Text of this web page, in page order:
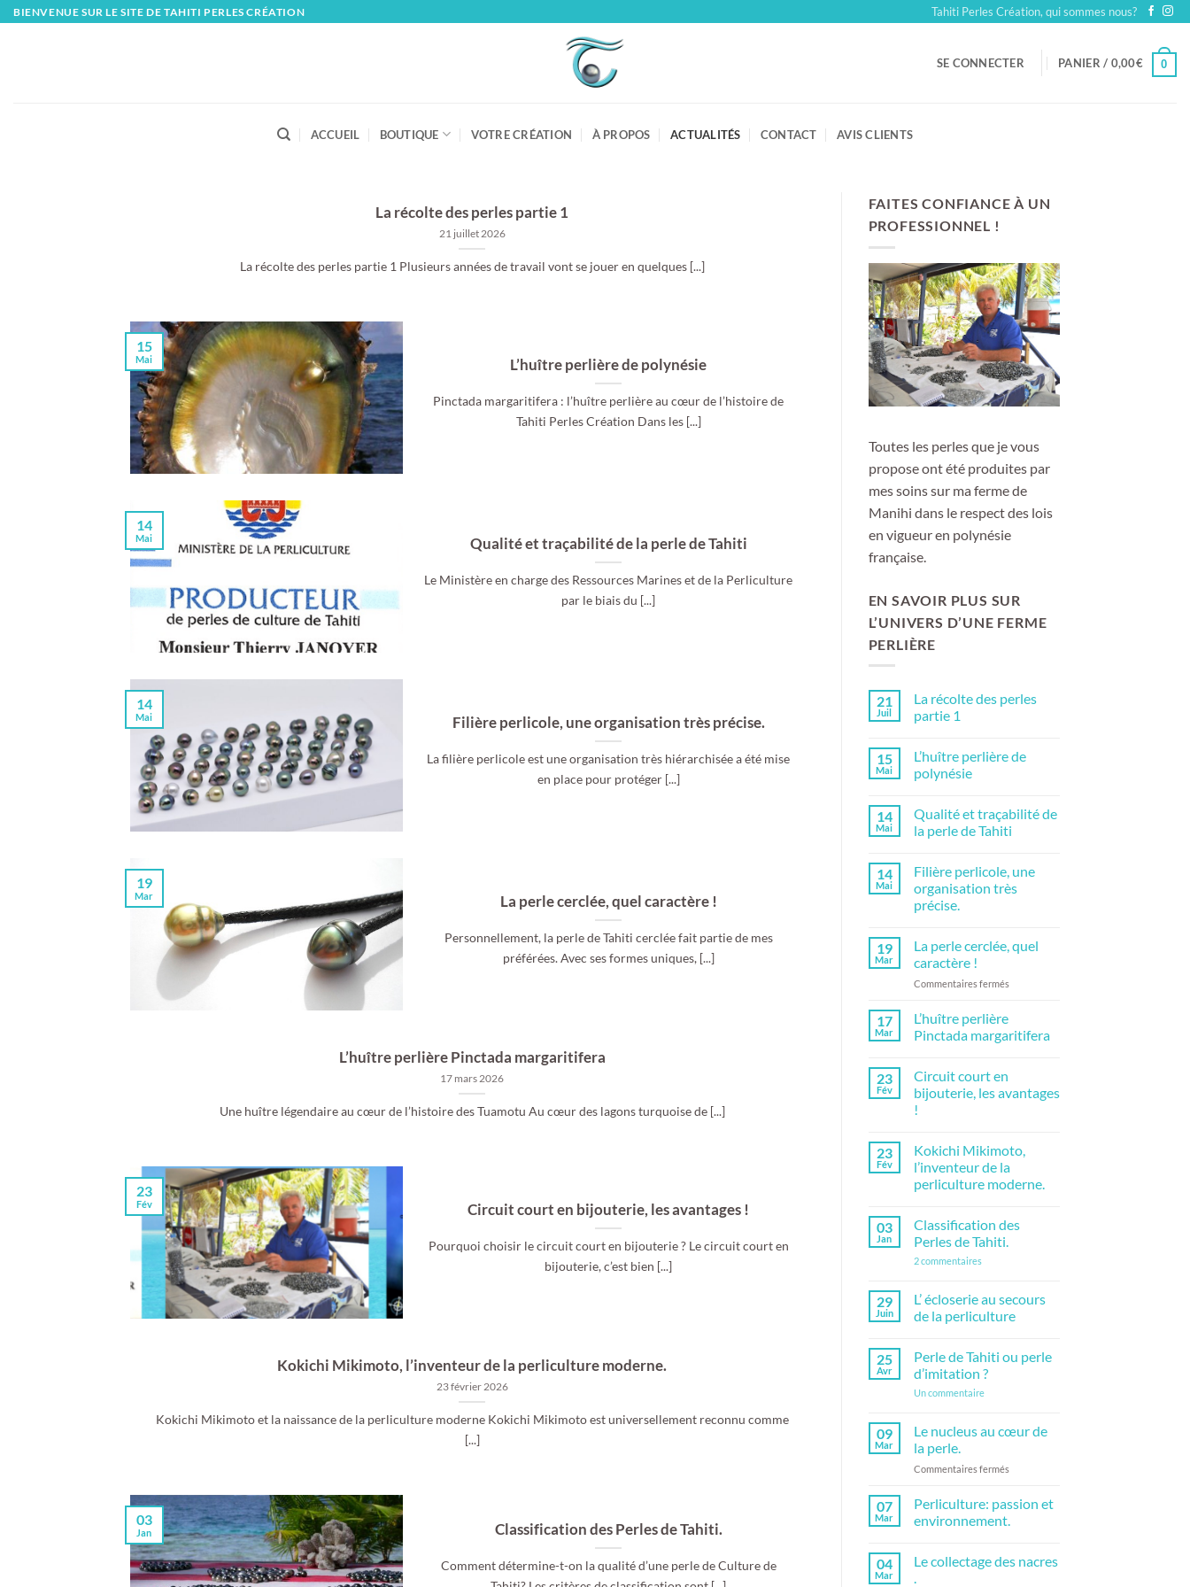
SkipBIENVENUE SUR LE SITE DE TAHITI PERLES CRÉATION Tahiti Perles Création, qui sommes nous?
SE CONNECTER PANIER / 0,00€ 0
ACCUEIL BOUTIQUE VOTRE CRÉATION À PROPOS ACTUALITÉS CONTACT AVIS CLIENTS
La récolte des perles partie 1
21 juillet 2026
La récolte des perles partie 1 Plusieurs années de travail vont se jouer en quelques [...]
L’huître perlière de polynésie
Pinctada margaritifera : l’huître perlière au cœur de l’histoire de
Tahiti Perles Création Dans les [...]
15
Mai
Qualité et traçabilité de la perle de Tahiti
Le Ministère en charge des Ressources Marines et de la Perliculture
par le biais du [...]
14
Mai
Filière perlicole, une organisation très précise.
La filière perlicole est une organisation très hiérarchisée a été mise
en place pour protéger [...]
14
Mai
La perle cerclée, quel caractère !
Personnellement, la perle de Tahiti cerclée fait partie de mes
préférées. Avec ses formes uniques, [...]
19
Mar
L’huître perlière Pinctada margaritifera
17 mars 2026
Une huître légendaire au cœur de l’histoire des Tuamotu Au cœur des lagons turquoise de [...]
Circuit court en bijouterie, les avantages !
Pourquoi choisir le circuit court en bijouterie ? Le circuit court en
bijouterie, c’est bien [...]
23
Fév
Kokichi Mikimoto, l’inventeur de la perliculture moderne.
23 février 2026
Kokichi Mikimoto et la naissance de la perliculture moderne Kokichi Mikimoto est universellement reconnu comme
[...]
Classification des Perles de Tahiti.
Comment détermine-t-on la qualité d’une perle de Culture de
03
Jan
FAITES CONFIANCE À UN
PROFESSIONNEL !
Toutes les perles que je vous
propose ont été produites par
mes soins sur ma ferme de
Manihi dans le respect des lois
en vigueur en polynésie
française.
EN SAVOIR PLUS SUR
L’UNIVERS D’UNE FERME
PERLIÈRE
21
Juil
La récolte des perles
partie 1
sur
récolte
partie
1
15
Mai
L’huître perlière de
polynésie
sur
L’huître
perlière
14
Mai
Qualité et traçabilité de
la perle de Tahiti
sur
et
traçabilité
perle
de
Tahiti
14
Mai
Filière perlicole, une
organisation très
précise.
sur
Filière
perlicole,
une
précise.
19
Mar
La perle cerclée, quel
caractère !
Commentaires ferméssur
quel
17
Mar
L’huître perlière
Pinctada margaritifera
sur
L’huître
perlière
Pinctada
23
Fév
Circuit court en
bijouterie, les avantages
!
sur
Circuit
court
en
avantages
!
23
Fév
Kokichi Mikimoto,
l’inventeur de la
perliculture moderne.
sur
Kokichi
Mikimoto,
l’inventeur
perliculture
moderne.
03
Jan
Classification des
Perles de Tahiti.
2 commentairessur
de
Tahiti.
29
Juin
L’ écloserie au secours
de la perliculture
sur
écloserie
au
la
perliculture
25
Avr
Perle de Tahiti ou perle
d’imitation ?
Un commentairesur
ou
?
09
Mar
Le nucleus au cœur de
la perle.
Commentaires ferméssur
nucleus
cœur
la
07
Mar
Perliculture: passion et
environnement.
sur
passion
04
Mar
Le collectage des nacres
.